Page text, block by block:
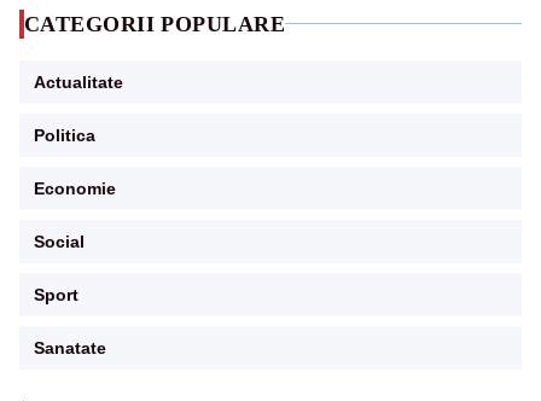
CATEGORII POPULARE
Actualitate
Politica
Economie
Social
Sport
Sanatate